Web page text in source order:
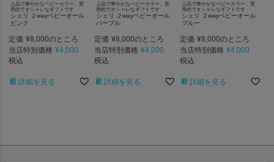
上品で華やかなベビーカラー。実
用的でオシャレなギフトです
シェリ ２wayベビーオール
ピンク
定価 ¥8,000のところ
当店特別価格 ¥4,000
税込
詳細を見る
上品で華やかなベビーカラー。実
用的でオシャレなギフトです
シェリ ２wayベビーオール
パープル
定価 ¥8,000のところ
当店特別価格 ¥4,000
税込
詳細を見る
上品で華やかなベビーカラー。実
用的でオシャレなギフトです
シェリ ２wayベビーオール
ブルー
定価 ¥8,000のところ
当店特別価格 ¥4,000
税込
詳細を見る